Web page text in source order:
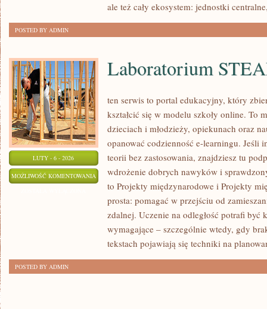
ale też cały ekosystem: jednostki
POSTED BY ADMIN
LUTY - 6 - 2026
MOŻLIWOŚĆ KOMENTOWANIA LABORATORIUM
STEAM
Laboratorium
ten serwis to portal edukacyjny, który
kształcić się w modelu szkoły online. To
dzieciach i młodzieży, opiekunach oraz
opanować codzienność e-learningu. Jeśli
teorii bez zastosowania, znajdziesz tu
wdrożenie dobrych nawyków i
to Projekty międzynarodowe i Projekty
prosta: pomagać w przejściu od
zdalnej. Uczenie na odległość potrafi być
wymagające – szczególnie wtedy, gdy
tekstach pojawiają się techniki na
POSTED BY ADMIN